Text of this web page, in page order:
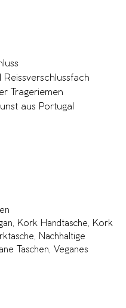
Reissverschlussfach
Trageriemen
aus Portugal
, Kork Handtasche, Kork
,
Nachhaltige
Taschen, Veganes